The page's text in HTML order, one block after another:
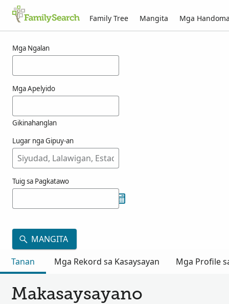
Family Tree Mangita Mga
Mga Ngalan
Mga Apelyido
Gikinahanglan
Lugar nga Gipuy-an
Tuig sa Pagkatawo
MANGITA
Tanan
Mga Rekord sa Kasaysayan Mga Profile
Makasaysayano